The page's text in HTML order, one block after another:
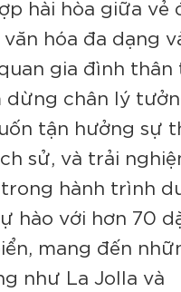
hài hòa giữa vẻ
hóa đa dạng
gia đình thân
dừng chân lý
tận hưởng sự
sử, và trải
trong hành trình
hào với hơn 70
mang đến
như La Jolla và